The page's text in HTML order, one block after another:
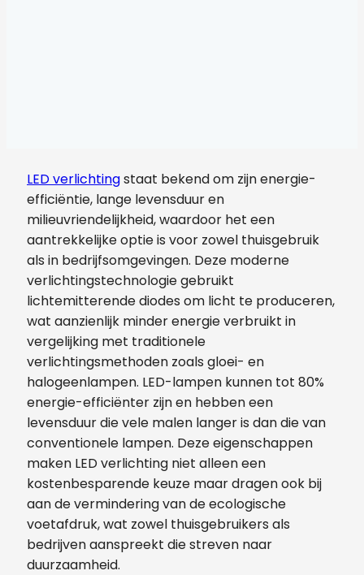
LED verlichtingstaat bekend om zijn energie-
efficiëntie, lange levensduur en
milieuvriendelijkheid, waardoor het een
aantrekkelijke optie is voor zowel thuisgebruik
als in bedrijfsomgevingen. Deze moderne
verlichtingstechnologie gebruikt
lichtemitterende diodes om licht te produceren,
wat aanzienlijk minder energie verbruikt in
vergelijking met traditionele
verlichtingsmethoden zoals gloei- en
halogeenlampen. LED-lampen kunnen tot 80%
energie-efficiënter zijn en hebben een
levensduur die vele malen langer is dan die van
conventionele lampen. Deze eigenschappen
maken LED verlichting niet alleen een
kostenbesparende keuze maar dragen ook bij
aan de vermindering van de ecologische
voetafdruk, wat zowel thuisgebruikers als
bedrijven aanspreekt die streven naar
duurzaamheid.